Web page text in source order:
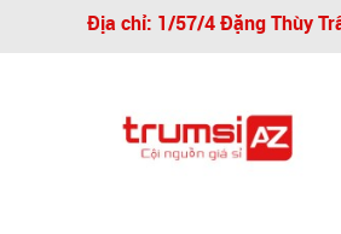
Địa chỉ: 1/57/4 Đặng Thùy